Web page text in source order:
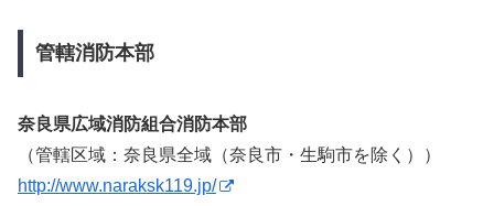
管轄消防本部
奈良県広域消防組合消防本部
（管轄区域：奈良県全域（奈良市・生駒市を除く））
http://www.naraksk119.jp/